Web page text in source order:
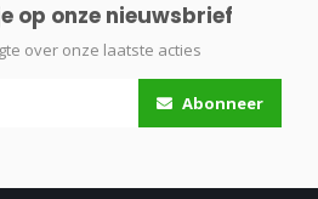
op onze nieuwsbrief
over onze laatste acties
Abonneer